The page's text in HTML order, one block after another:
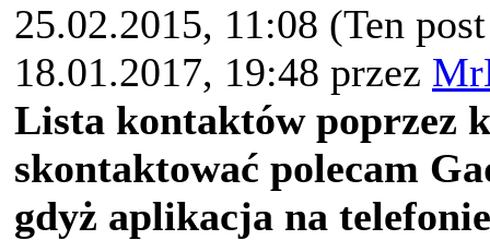
25.02.2015, 11:08 (Ten
18.01.2017, 19:48 przez
Lista kontaktów poprzez
skontaktować polecam
gdyż aplikacja na telefonie